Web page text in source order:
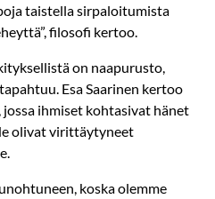
taistella sirpaloitumista
filosofi kertoo.
on naapurusto,
Esa Saarinen kertoo
ihmiset kohtasivat hänet
olivat virittäytyneet
koska olemme